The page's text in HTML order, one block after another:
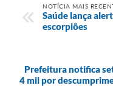
NOTÍCIA MAIS
Saúde lança
escorpiões
Prefeitura notifica
4 mil por